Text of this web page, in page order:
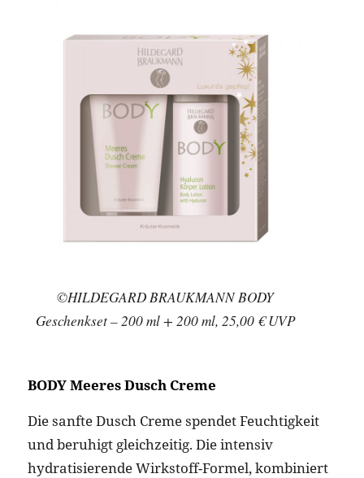
©HILDEGARD BRAUKMANN BODY
Geschenkset – 200 ml + 200 ml, 25,00 € UVP
BODY Meeres Dusch Creme
Die sanfte Dusch Creme spendet Feuchtigkeit
und beruhigt gleichzeitig. Die intensiv
hydratisierende Wirkstoff-Formel, kombiniert